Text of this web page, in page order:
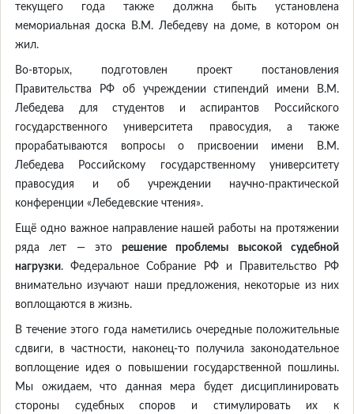
текущего года также должна быть установлена
мемориальная доска В.М. Лебедеву на доме, в котором он
жил.
Во-вторых, подготовлен проект постановления
Правительства РФ об учреждении стипендий имени В.М.
Лебедева для студентов и аспирантов Российского
государственного университета правосудия, а также
прорабатываются вопросы о присвоении имени В.М.
Лебедева Российскому государственному университету
правосудия и об учреждении научно-практической
конференции «Лебедевские чтения».
Ещё одно важное направление нашей работы на протяжении
ряда лет — эторешение проблемы высокой судебной
нагрузки. Федеральное Собрание РФ и Правительство РФ
внимательно изучают наши предложения, некоторые из них
воплощаются в жизнь.
В течение этого года наметились очередные положительные
сдвиги, в частности, наконец-то получила законодательное
воплощение идея о повышении государственной пошлины.
Мы ожидаем, что данная мера будет дисциплинировать
стороны судебных споров и стимулировать их к